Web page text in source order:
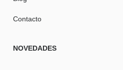
Contacto
NOVEDADES